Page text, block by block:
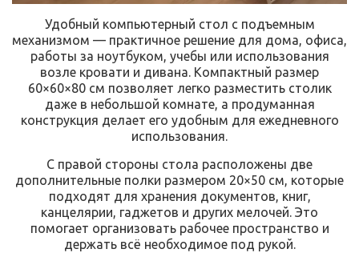
Удобный компьютерный стол с подъемным
механизмом — практичное решение для дома, офиса,
работы за ноутбуком, учебы или использования
возле кровати и дивана. Компактный размер
60×60×80 см позволяет легко разместить столик
даже в небольшой комнате, а продуманная
конструкция делает его удобным для ежедневного
использования.
С правой стороны стола расположены две
дополнительные полки размером 20×50 см, которые
подходят для хранения документов, книг,
канцелярии, гаджетов и других мелочей. Это
помогает организовать рабочее пространство и
держать всё необходимое под рукой.